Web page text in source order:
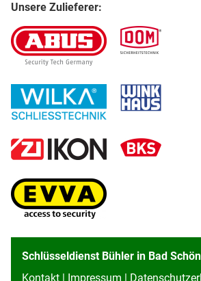
Unsere Zulieferer:
Schlüsseldienst Bühler in Bad
Kontakt
Impressum